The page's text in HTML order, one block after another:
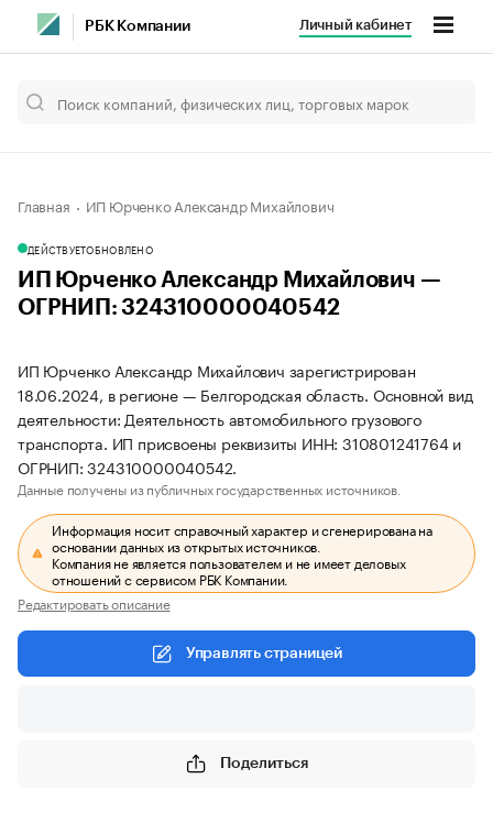
РБК Компании Личный кабинет
Главная ИП Юрченко Александр Михайлович
ДЕЙСТВУЕТОБНОВЛЕНО
ИП Юрченко Александр Михайлович —
ОГРНИП: 324310000040542
ИП Юрченко Александр Михайлович зарегистрирован
18.06.2024, в регионе — Белгородская область. Основной вид
деятельности: Деятельность автомобильного грузового
транспорта. ИП присвоены реквизиты ИНН: 310801241764 и
ОГРНИП: 324310000040542.
Данные получены из публичных государственных источников.
Информация носит справочный характер и сгенерирована на
основании данных из открытых источников.
Компания не является пользователем и не имеет деловых
отношений с сервисом РБК Компании.
Редактировать описание
Управлять страницей
Поделиться